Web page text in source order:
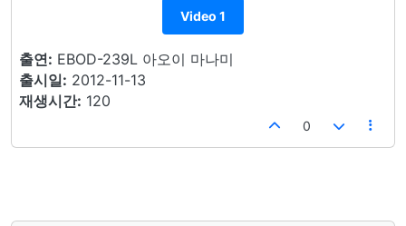
Video 1
출연: EBOD-239L 아오이 마나미
출시일: 2012-11-13
재생시간: 120
0